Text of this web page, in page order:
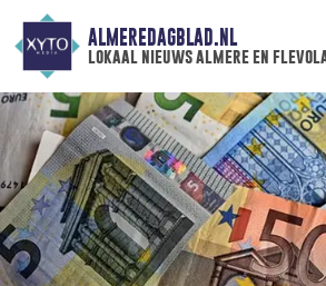
ALMEREDAGBLAD.NL
lokaal nieuws almere en